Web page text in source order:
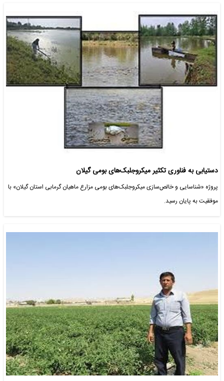
دستیابی به فناوری تکثیر میکروجلبک‌های بومی گیلان
پروژه «شناسایی و خالص‌سازی میکروجلبک‌های بومی مزارع ماهیان گرمابی استان گیلان» با
موفقیت به پایان رسید.